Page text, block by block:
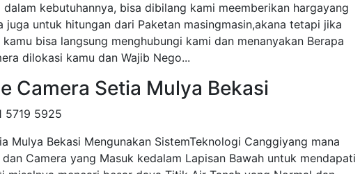
kebutuhannya, bisa dibilang kami meemberikan hargayang
juga untuk hitungan dari Paketan masingmasin,akana tetapi jika
bisa langsung menghubungi kami dan menanyakan Berapa
dilokasi kamu dan Wajib Nego...
Camera Setia Mulya Bekasi
5719 5925
Mulya Bekasi Mengunakan SistemTeknologi Canggiyang mana
Camera yang Masuk kedalam Lapisan Bawah untuk mendapati